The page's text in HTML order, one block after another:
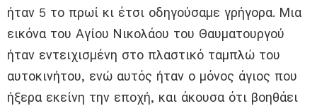
ήταν 5 το πρωί κι έτσι οδηγούσαμε γρήγορα. Μια
εικόνα του Αγίου Νικολάου του Θαυματουργού
ήταν εντειχισμένη στο πλαστικό ταμπλώ του
αυτοκινήτου, ενώ αυτός ήταν ο μόνος άγιος που
ήξερα εκείνη την εποχή, και άκουσα ότι βοηθάει